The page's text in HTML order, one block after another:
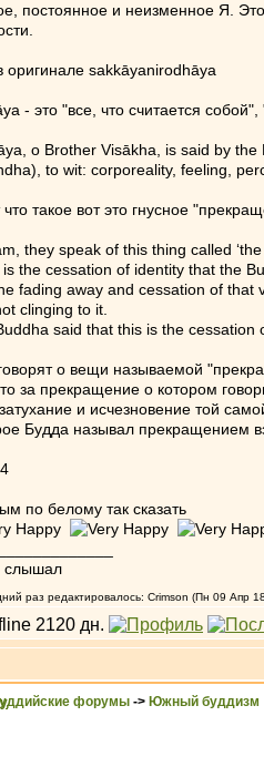
постоянное и неизменное Я.
оригинале sakkāyanirodhāya
- это "все, что считается
o Brother Visākha, is said by
to wit: corporeality, feeling,
что такое вот это гнусное
they speak of this thing called
the cessation of identity that the
fading away and cessation of
clinging to it.
said that this is the cessation
о вещи называемой
за прекращение о котором
и исчезновение той
Будда называл прекращением
по белому так сказать
слышал
раз редактировалось: Crimson (Пн 09 Апр
форумы -> Южный буддизм